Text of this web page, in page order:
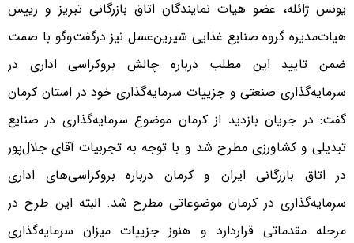
یونس ژائله، عضو هیات نمایندگان اتاق بازرگانی تبریز و رییس
هیات‌مدیره گروه صنایع غذایی شیرین‌عسل نیز درگفت‌وگو با صمت
ضمن تایید این مطلب درباره چالش بروکراسی اداری در
سرمایه‌گذاری صنعتی و جزییات سرمایه‌گذاری خود در استان کرمان
گفت: در جریان بازدید از کرمان موضوع سرمایه‌گذاری در صنایع
تبدیلی و کشاورزی مطرح شد و با توجه به تجربیات آقای جلال‌پور
در اتاق بازرگانی ایران و کرمان درباره بروکراسی‌های اداری
سرمایه‌گذاری در کرمان موضوعاتی مطرح شد. البته این طرح در
مرحله مقدماتی قراردارد و هنوز جزییات میزان سرمایه‌گذاری